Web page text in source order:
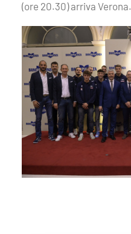
(ore 20.30) arriva Verona.